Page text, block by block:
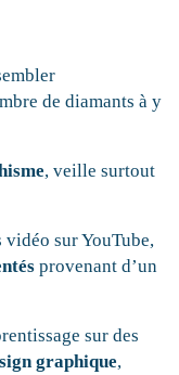
de diamants à y
, veille surtout
sur YouTube,
provenant d’un
sur des
graphique,